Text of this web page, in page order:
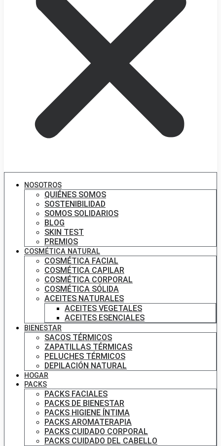
NOSOTROS
QUIÉNES SOMOS
SOSTENIBILIDAD
SOMOS SOLIDARIOS
BLOG
SKIN TEST
PREMIOS
COSMÉTICA NATURAL
COSMÉTICA FACIAL
COSMÉTICA CAPILAR
COSMÉTICA CORPORAL
COSMÉTICA SÓLIDA
ACEITES NATURALES
ACEITES VEGETALES
ACEITES ESENCIALES
BIENESTAR
SACOS TÉRMICOS
ZAPATILLAS TÉRMICAS
PELUCHES TÉRMICOS
DEPILACIÓN NATURAL
HOGAR
PACKS
PACKS FACIALES
PACKS DE BIENESTAR
PACKS HIGIENE ÍNTIMA
PACKS AROMATERAPIA
PACKS CUIDADO CORPORAL
PACKS CUIDADO DEL CABELLO